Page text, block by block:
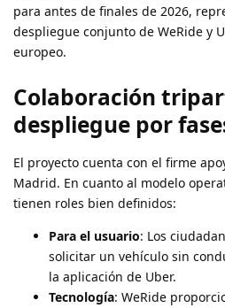
para antes de finales de 2026,
despliegue conjunto de WeRide y
europeo.
Colaboración
despliegue por
El proyecto cuenta con el firme
Madrid. En cuanto al modelo
tienen roles bien definidos:
Para el usuario: Los
solicitar un vehículo sin
la aplicación de Uber.
Tecnología: WeRide